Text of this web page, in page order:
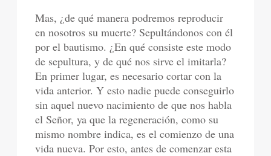
Mas, ¿de qué manera podremos reproducir
en nosotros su muerte? Sepultándonos con él
por el bautismo. ¿En qué consiste este modo
de sepultura, y de qué nos sirve el imitarla?
En primer lugar, es necesario cortar con la
vida anterior. Y esto nadie puede conseguirlo
sin aquel nuevo nacimiento de que nos habla
el Señor, ya que la regeneración, como su
mismo nombre indica, es el comienzo de una
vida nueva. Por esto, antes de comenzar esta